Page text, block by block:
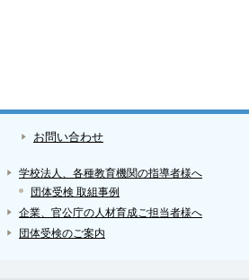
お問い合わせ
学校法人、各種教育機関の指導者様へ
団体受検 取組事例
企業、官公庁の人材育成ご担当者様へ
団体受検のご案内